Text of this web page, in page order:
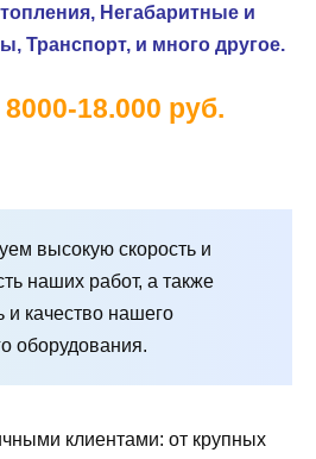
Негабаритные и
Транспорт, и много другое.
18.000 руб.
высокую скорость и
наших работ, а также
и качество нашего
оборудования.
клиентами: от крупных